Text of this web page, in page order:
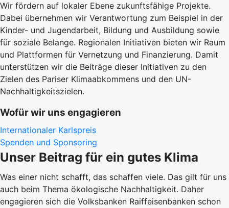
Wir fördern auf lokaler Ebene zukunftsfähige Projekte.
Dabei übernehmen wir Verantwortung zum Beispiel in der
Kinder- und Jugendarbeit, Bildung und Ausbildung sowie
für soziale Belange. Regionalen Initiativen bieten wir Raum
und Plattformen für Vernetzung und Finanzierung. Damit
unterstützen wir die Beiträge dieser Initiativen zu den
Zielen des Pariser Klimaabkommens und den UN-
Nachhaltigkeitszielen.
Wofür wir uns engagieren
Internationaler Karlspreis
Spenden und Sponsoring
Unser Beitrag für ein gutes Klima
Was einer nicht schafft, das schaffen viele. Das gilt für uns
auch beim Thema ökologische Nachhaltigkeit. Daher
engagieren sich die Volksbanken Raiffeisenbanken schon